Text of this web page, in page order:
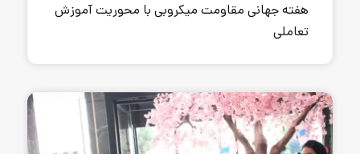
میکروبی با محوریت آموزش